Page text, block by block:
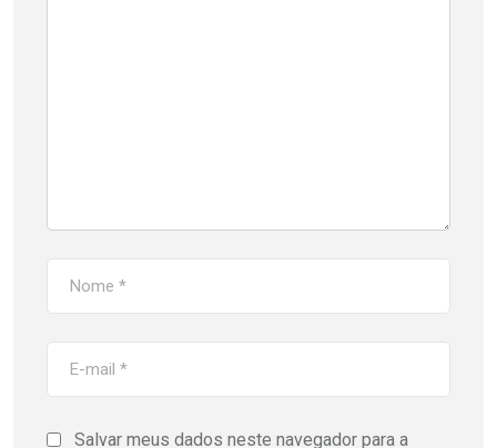
Salvar meus dados neste navegador para a